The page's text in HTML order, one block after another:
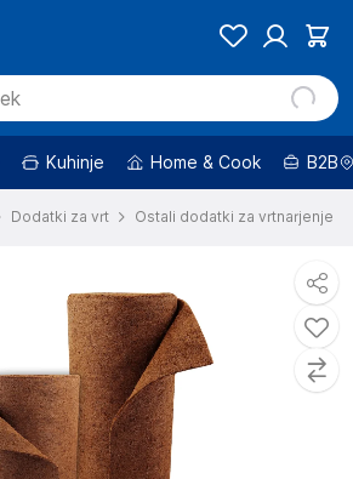
Kuhinje Home & Cook B2B
Dodatki za vrt Ostali dodatki za vrtnarjenje